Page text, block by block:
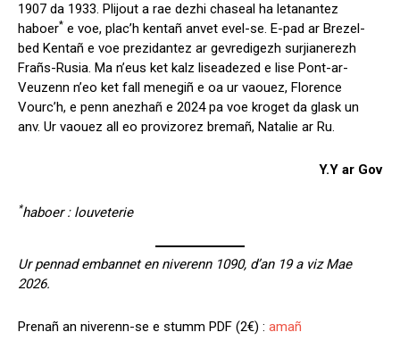
1907 da 1933. Plijout a rae dezhi chaseal ha letanantez
haboer* e voe, plac’h kentañ anvet evel-se. E-pad ar Brezel-
bed Kentañ e voe prezidantez ar gevredigezh surjianerezh
Frañs-Rusia. Ma n’eus ket kalz liseadezed e lise Pont-ar-
Veuzenn n’eo ket fall menegiñ e oa ur vaouez, Florence
Vourc’h, e penn anezhañ e 2024 pa voe kroget da glask un
anv. Ur vaouez all eo provizorez bremañ, Natalie ar Ru.
Y.Y ar Gov
*haboer : louveterie
Ur pennad embannet en niverenn 1090, d’an 19 a viz Mae
2026.
Prenañ an niverenn-se e stumm PDF (2€) : amañ